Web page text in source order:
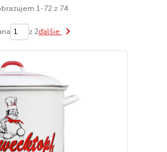
1-72 z 74
z 2ďalšie